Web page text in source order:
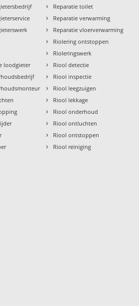
loodgieter
› Reparatie toilet
› Reparatie verwarming
› Reparatie vloerverwarming
› Riolering ontstoppen
› Rioleringswerk
› Riool detectie
› Riool inspectie
› Riool leegzuigen
› Riool lekkage
› Riool onderhoud
› Riool ontluchten
› Riool ontstoppen
› Riool reiniging